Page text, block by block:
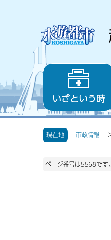
いざという時
現在地 市政情報
ページ番号は5568です。